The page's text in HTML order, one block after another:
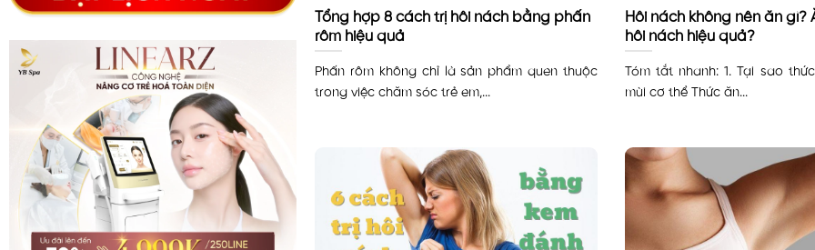
Tổng hợp 8 cách trị hôi nách bằng phấn
rôm hiệu quả
Phấn rôm không chỉ là sản phẩm quen thuộc
trong việc chăm sóc trẻ em,...
Hôi nách không nên ăn gì?
hôi nách hiệu quả?
Tóm tắt nhanh: 1. Tại sao
mùi cơ thể Thức ăn...